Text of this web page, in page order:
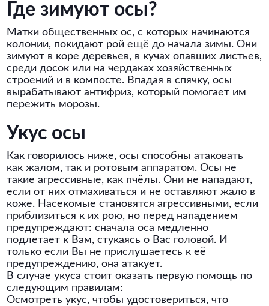
Где зимуют осы?
Матки общественных ос, с которых начинаются
колонии, покидают рой ещё до начала зимы. Они
зимуют в коре деревьев, в кучах опавших листьев,
среди досок или на чердаках хозяйственных
строений и в компосте. Впадая в спячку, осы
вырабатывают антифриз, который помогает им
пережить морозы.
Укус осы
Как говорилось ниже, осы способны атаковать
как жалом, так и ротовым аппаратом. Осы не
такие агрессивные, как пчёлы. Они не нападают,
если от них отмахиваться и не оставляют жало в
коже. Насекомые становятся агрессивными, если
приблизиться к их рою, но перед нападением
предупреждают: сначала оса медленно
подлетает к Вам, стукаясь о Вас головой. И
только если Вы не прислушаетесь к её
предупреждению, она атакует.
В случае укуса стоит оказать первую помощь по
следующим правилам:
Осмотреть укус, чтобы удостовериться, что